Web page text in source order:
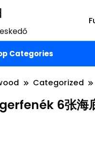
Categories
Categorized
6张海